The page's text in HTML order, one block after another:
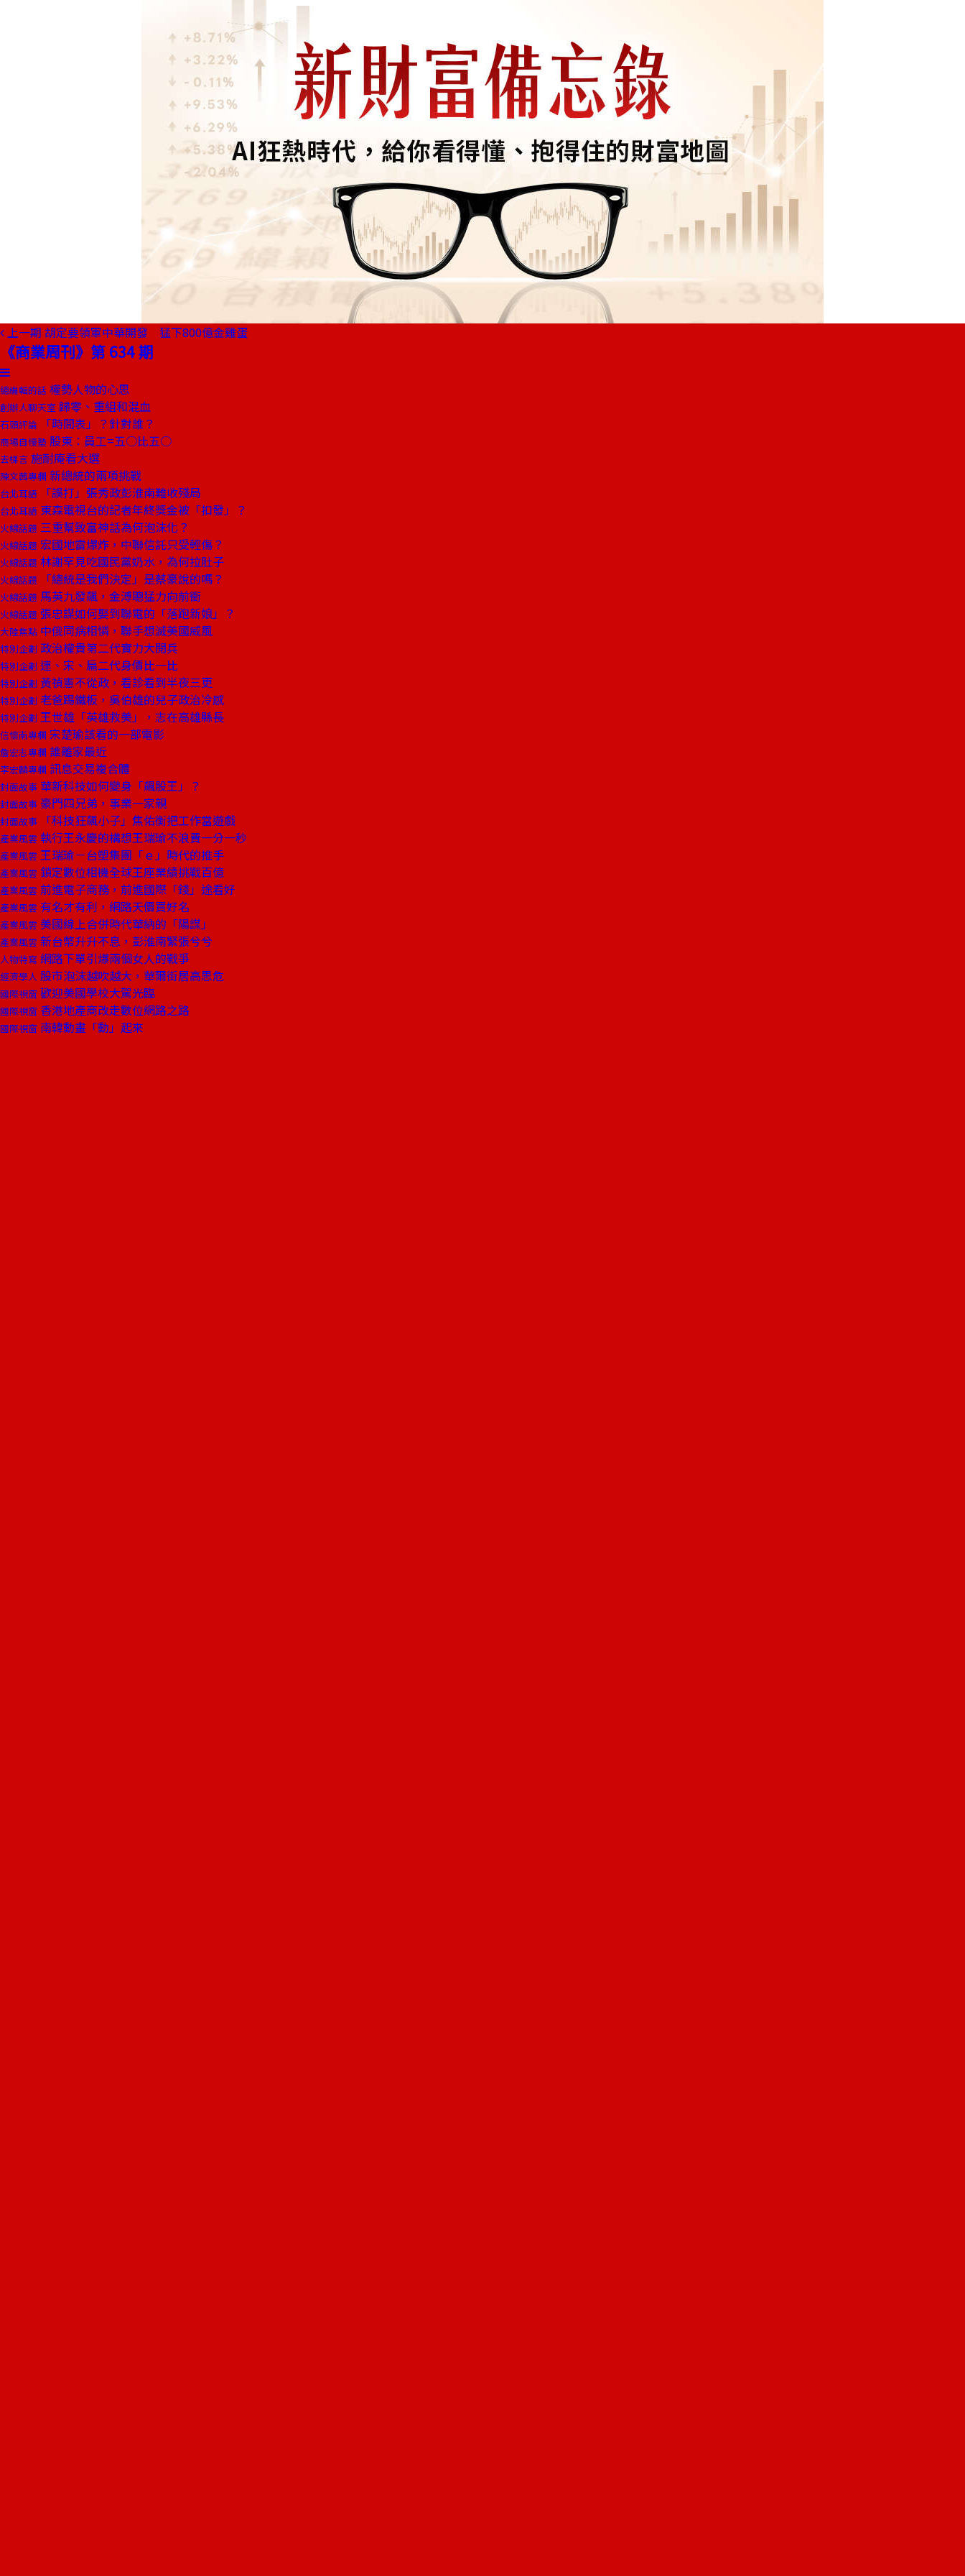
上一期 胡定要領軍中華開發 猛下800億金雞蛋
《商業周刊》第 634 期
總編輯的話 權勢人物的心思
創辦人聊天室 歸零、重組和混血
石頭評論 「時間表」？針對誰？
商場自慢塾 股東：員工=五○比五○
去梯言 施耐庵看大選
陳文茜專欄 新總統的兩項挑戰
台北耳語 「誤打」張秀政彭淮南難收殘局
台北耳語 東森電視台的記者年終獎金被「扣發」？
火線話題 三重幫致富神話為何泡沫化？
火線話題 宏國地雷爆炸，中聯信託只受輕傷？
火線話題 林謝罕見吃國民黨奶水，為何拉肚子
火線話題 「總統是我們決定」是蔡豪說的嗎？
火線話題 馬英九發飆，金溥聰猛力向前衝
火線話題 張忠謀如何娶到聯電的「落跑新娘」？
大陸焦點 中俄同病相憐，聯手想滅美國威風
特別企劃 政治權貴第二代實力大閱兵
特別企劃 連、宋、扁二代身價比一比
特別企劃 黃禎憲不從政，看診看到半夜三更
特別企劃 老爸踢鐵板，吳伯雄的兒子政治冷感
特別企劃 王世雄「英雄救美」，志在高雄縣長
信懷南專欄 宋楚瑜該看的一部電影
詹宏志專欄 誰離家最近
李宏麟專欄 訊息交易複合體
封面故事 華新科技如何變身「飆股王」？
封面故事 豪門四兄弟，事業一家親
封面故事 「科技狂飆小子」焦佑衡把工作當遊戲
產業風雲 執行王永慶的構想王瑞瑜不浪費一分一秒
產業風雲 王瑞瑜－台塑集團「ｅ」時代的推手
產業風雲 鎖定數位相機全球王座業績挑戰百億
產業風雲 前進電子商務，前進國際「錢」途看好
產業風雲 有名才有利，網路天價買好名
產業風雲 美國線上合併時代華納的「陽謀」
產業風雲 新台幣升升不息，彭淮南緊張兮兮
人物特寫 網路下單引爆兩個女人的戰爭
經濟學人 股市泡沫越吹越大，華爾街居高思危
國際視窗 歡迎美國學校大駕光臨
國際視窗 香港地產商改走數位網路之路
國際視窗 南韓動畫「動」起來